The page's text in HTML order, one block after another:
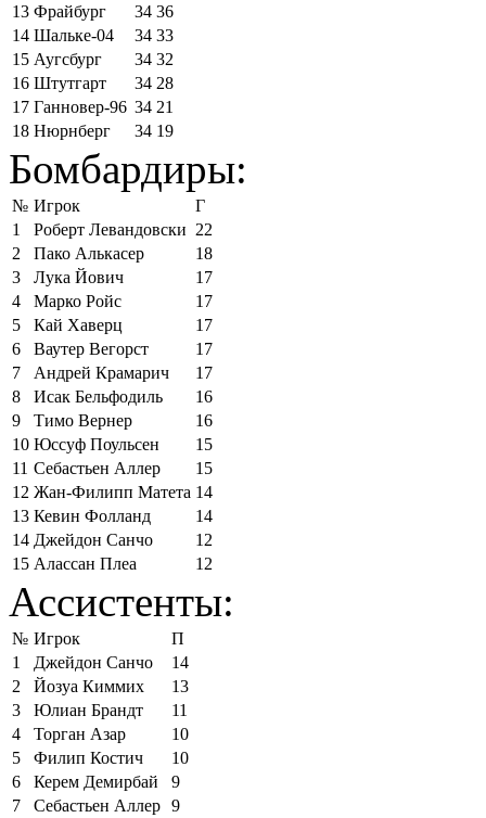
13 Фрайбург 34 36
14 Шальке-04 34 33
15 Аугсбург 34 32
16 Штутгарт 34 28
17 Ганновер-96 34 21
18 Нюрнберг 34 19
Бомбардиры:
№ Игрок
Г
1
Роберт Левандовски 22
2
Пако Алькасер
18
3
Лука Йович
17
4
Марко Ройс
17
5
Кай Хаверц
17
6
Ваутер Вегорст
17
7
Андрей Крамарич
17
8
Исак Бельфодиль
16
9
Тимо Вернер
16
10 Юссуф Поульсен
15
11 Себастьен Аллер
15
12 Жан-Филипп Матета 14
13 Кевин Фолланд
14
14 Джейдон Санчо
12
15 Алассан Плеа 12
Ассистенты:
№ Игрок
П
1
Джейдон Санчо
14
2
Йозуа Киммих
13
3
Юлиан Брандт
11
4
Торган Азар
10
5
Филип Костич
10
6
Керем Демирбай
9
7
Себастьен Аллер 9